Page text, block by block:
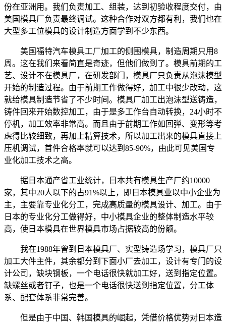
份在亚洲用。我们负责加工、组装，达到初验收程度交付，由
美国模具厂负责最终调试。这种合作对双方都有利，我们也在
大型多工位模具的设计制造方面学到不少东西。
美国福特汽车模具工厂加工的侧围模具，制造周期只用8
周。这在我们来看简直是奇迹，但他们做到了。模具前期的工
艺、设计不在模具厂，在研发部门，模具厂只负责从泡沫模型
开始的制造过程。由于前期工作做得好，加工中很少改动，这
就给模具制造节省了不少时间。模具厂加工出泡沫型送铸造，
铸件回来开始数控加工，由于是多工作台自动转换，24小时不
停机，加工效率非常高。而且由于前期工作如回弹、变形等考
虑得比较细致，再加上精算技术，所以加工出来的模具直接上
压机调试，首件合格率就可以达到85-90%，由此可见美国专
业化加工技术之高。
据日本通产省工业统计，日本共有模具生产厂约10000
家，其中20人以下的占91%以上，即日本模具业以中小企业为
主，主要靠专业化分工，完成高质量的模具设计、加工。由于
日本的专业化分工做得好，中小模具企业的整体制造水平较
高，使日本模具在世界模具市场占据较高的份额。
我在1988年曾到日本模具厂、实型铸造场学习，模具厂只
加工大件主件，其余都分到下面小厂去加工，设计有专门的设
计公司，缺块钢板，一个电话很快就加工好，送到指定位置。
缺螺丝或者钉子，也是一个电话很快送到指定位置，分工体
系、配套体系非常完善。
但是由于中国、韩国模具的崛起，凭借价格优势对日本造